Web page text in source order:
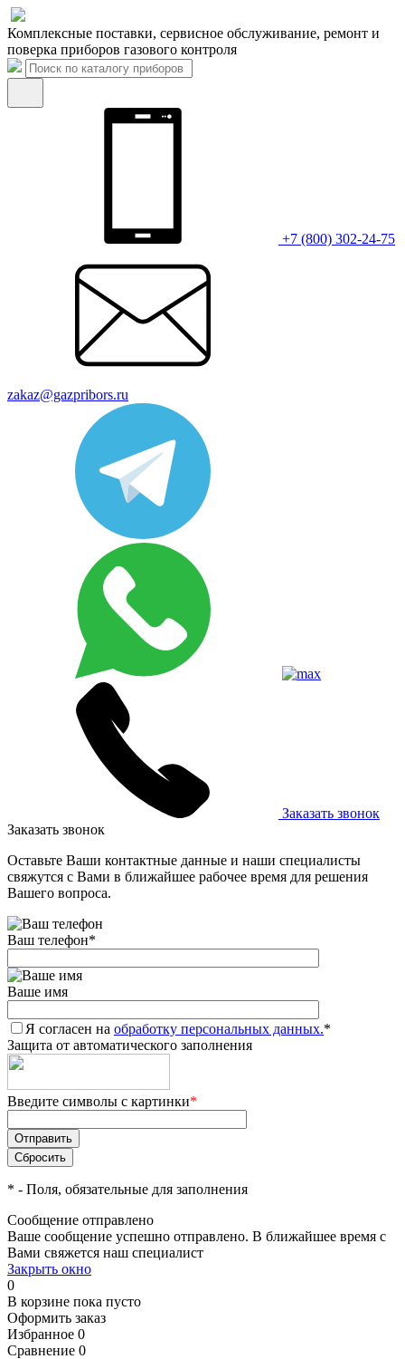
Комплексные поставки, сервисное обслуживание, ремонт и
поверка приборов газового контроля
+7 (800) 302-24-75
zakaz@gazpribors.ru
Заказать звонок
Заказать звонок
Оставьте Ваши контактные данные и наши специалисты
свяжутся с Вами в ближайшее рабочее время для решения
Вашего вопроса.
Ваш телефон*
Ваше имя
Я согласен на обработку персональных данных.*
Защита от автоматического заполнения
Введите символы с картинки*
* - Поля, обязательные для заполнения
Сообщение отправлено
Ваше сообщение успешно отправлено. В ближайшее время с
Вами свяжется наш специалист
Закрыть окно
0
В корзине пока пусто
Оформить заказ
Избранное 0
Сравнение 0